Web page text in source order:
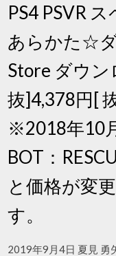
PS4 PSVR
あらかた☆
Store ダウン
抜]4,378円[
※2018年10
BOT：
と価格が変
す。
2019年9月4日 夏見 勇